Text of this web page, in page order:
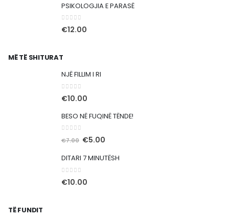
PSIKOLOGJIA E PARASË
0out of 5
€12.00
MË TË SHITURAT
NJË FILLIM I RI
out of 5
€10.00
BESO NË FUQINË TËNDE!
out of 5
€7.00 Çmimi
qe:
€5.00
tanishëm
DITARI 7 MINUTËSH
out of 5
€10.00
TË FUNDIT